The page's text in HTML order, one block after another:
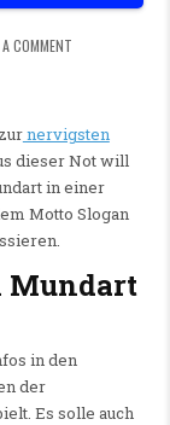
A COMMENTON FREISTAAT
nervigsten
dieser Not will
in einer
Motto Slogan
Mundart
in den
der
Es solle auch